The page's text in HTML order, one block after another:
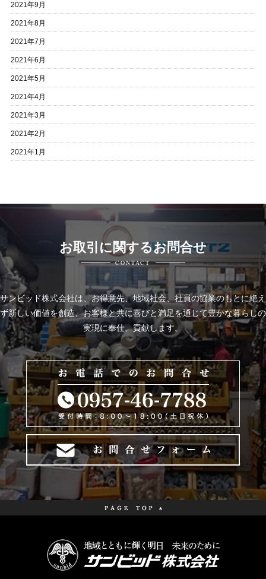
2021年9月
2021年8月
2021年7月
2021年6月
2021年5月
2021年4月
2021年3月
2021年2月
2021年1月
お取引に関するお問合せ
CONTACT
サンビッド株式会社は、お得意先、地域社会、社員の協業のもとに絶え
ず新しい価値を創造、お客様と共に喜びと満足を通じて豊かな暮らしの
実現に奉仕、貢献します。